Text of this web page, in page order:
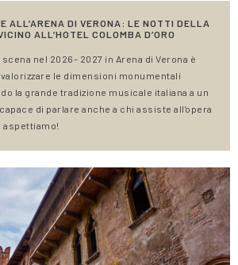
ALL’ARENA DI VERONA: LE NOTTI DELLA
ALL’HOTEL COLOMBA D’ORO
scena nel 2026- 2027 in Arena di Verona è
le dimensioni monumentali
la grande tradizione musicale italiana a un
di parlare anche a chi assiste all'opera
aspettiamo!